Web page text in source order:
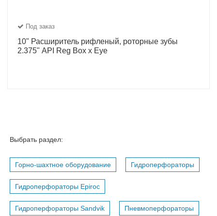
Под заказ
10" Расширитель рифленый, роторные зубы
2.375" API Reg Box x Eye
Выбрать раздел:
Горно-шахтное оборудование Гидроперфораторы
Гидроперфораторы Epiroc
Гидроперфораторы Sandvik Пневмоперфораторы